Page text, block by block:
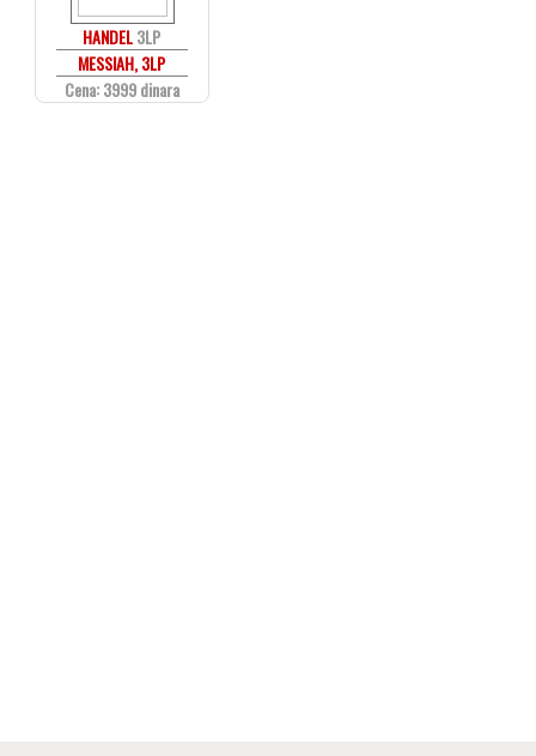
HANDEL3LP
MESSIAH, 3LP
Cena: 3999 dinara